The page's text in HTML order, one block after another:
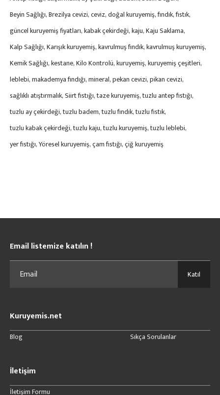
Beyin Sağlığı Brezilya cevizi ceviz doğal kuruyemiş fındık fıstık
güncel kuruyemiş fiyatları kabak çekirdeği kaju Kaju Saklama
Kalp Sağlığı Karışık kuruyemiş kavrulmuş fındık kavrulmuş kuruyemiş
Kemik Sağlığı kestane Kilo Kontrolü kuruyemiş kuruyemiş çeşitleri
leblebi makademya fındığı mineral pekan cevizi pikan cevizi
sağlıklı atıştırmalık Siirt fıstığı taze kuruyemiş tuzlu antep fıstığı
tuzlu ay çekirdeği tuzlu badem tuzlu fındık tuzlu fıstık
tuzlu kabak çekirdeği tuzlu kaju tuzlu kuruyemiş tuzlu leblebi
yer fıstığı Yöresel kuruyemiş çam fıstığı çiğ kuruyemiş
Email listemize katılın !
Katıl
Kuruyemis.net
Blog Sıkça Sorulanlar
İletişim
İletişim Formu